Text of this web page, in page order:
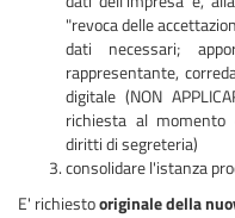
"revoca delle
dati necessari;
rappresentante,
digitale (NON
richiesta al momento
diritti di segreteria)
consolidare l'istanza
E' richiestooriginale della